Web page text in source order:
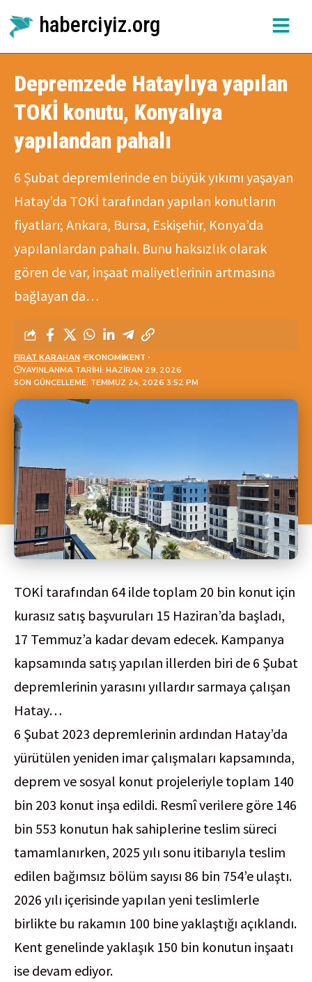
haberciyiz.org
Depremzede Hataylıya yapılan
TOKİ konutu, Konyalıya
yapılandan pahalı
6 Şubat depremlerinde en büyük yıkımı yaşayan
Hatay’da TOKİ tarafından yapılan konutların
fiyatları; Ankara, Bursa, Eskişehir, Konya’da
yapılanlardan pahalı. Bunu haksızlık olarak
gören de var, inşaat maliyetlerinin artmasına
bağlayan da…
SON GÜNCELLEME: TEMMUZ 24, 2026 3:52 PM
FIRAT KARAHAN EKONOMIKENT
YAYINLANMA TARIHI: HAZIRAN 29, 2026
TOKİ tarafından 64 ilde toplam 20 bin konut için
kurasız satış başvuruları 15 Haziran’da başladı,
17 Temmuz’a kadar devam edecek. Kampanya
kapsamında satış yapılan illerden biri de 6 Şubat
depremlerinin yarasını yıllardır sarmaya çalışan
Hatay…
6 Şubat 2023 depremlerinin ardından Hatay’da
yürütülen yeniden imar çalışmaları kapsamında,
deprem ve sosyal konut projeleriyle toplam 140
bin 203 konut inşa edildi. Resmî verilere göre 146
bin 553 konutun hak sahiplerine teslim süreci
tamamlanırken, 2025 yılı sonu itibarıyla teslim
edilen bağımsız bölüm sayısı 86 bin 754’e ulaştı.
2026 yılı içerisinde yapılan yeni teslimlerle
birlikte bu rakamın 100 bine yaklaştığı açıklandı.
Kent genelinde yaklaşık 150 bin konutun inşaatı
ise devam ediyor.